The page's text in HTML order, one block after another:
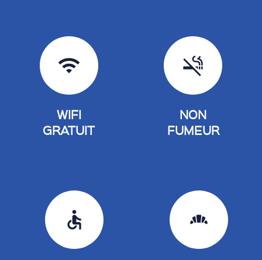
wifi
WIFI
GRATUIT
smoke_free
NON
FUMEUR
accessible bakery_dining